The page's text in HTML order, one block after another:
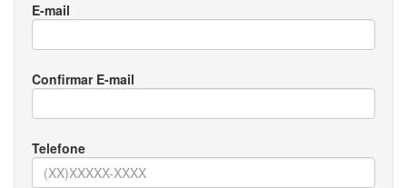
E-mail
Confirmar E-mail
Telefone